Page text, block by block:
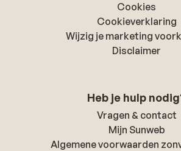
Cookies
Cookieverklaring
Wijzig je marketing
Disclaimer
Heb je hulp
Vragen & contact
Mijn Sunweb
Algemene voorwaarden